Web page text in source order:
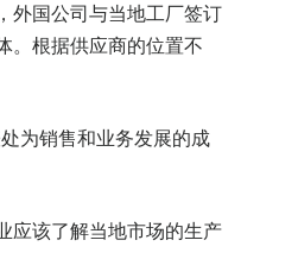
外国公司与当地工厂签订
。根据供应商的位置不
为销售和业务发展的成
应该了解当地市场的生产